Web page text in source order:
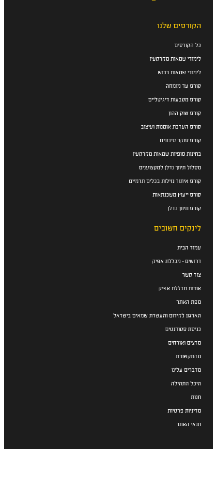
הקורסים שלנו
כל הקורסים
לימודי שמאות מקרקעין
לימודי שמאות רכוש
קורס עד מומחה
קורס מטבעות דיגיטליים
קורס שוק ההון
קורס הערכת אומנות ועיצוב
קורס סוקר סיכונים
בחינות סופיות שמאות מקרקעין
מסלול תיווך נדלן למקצוענים
קורס איתור נזילות בכלים תרמיים
קורס ייעוץ משכנתאות
קורס תיווך נדלן
לינקים חשובים
עמוד הבית
דרושים - מכללת אפיק
צור קשר
אודות מכללת אפיק
מפת האתר
הארגון לקידום והעשרת שמאים בישראל
כניסת סטודנטים
מרצים ואורחים
מהתקשורת
מדברים עלינו
היכל התהילה
חנות
מדיניות פרטיות
תנאי האתר